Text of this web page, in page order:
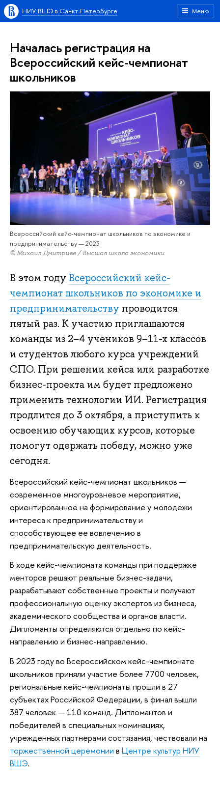
Меню
НИУ ВШЭ в Санкт-Петербурге
Началась регистрация на
Всероссийский кейс-чемпионат
школьников
Всероссийский кейс-чемпионат школьников по экономике и
предпринимательству — 2023
© Михаил Дмитриев / Высшая школа экономики
В этом году Всероссийский кейс-
чемпионат школьников по экономике и
предпринимательству проводится
пятый раз. К участию приглашаются
команды из 2–4 учеников 9–11-х классов
и студентов любого курса учреждений
СПО. При решении кейса или разработке
бизнес-проекта им будет предложено
применить технологии ИИ. Регистрация
продлится до 3 октября, а приступить к
освоению обучающих курсов, которые
помогут одержать победу, можно уже
сегодня.
Всероссийский кейс-чемпионат школьников —
современное многоуровневое мероприятие,
ориентированное на формирование у молодежи
интереса к предпринимательству и
способствующее ее вовлечению в
предпринимательскую деятельность.
В ходе кейс-чемпионата команды при поддержке
менторов решают реальные бизнес-задачи,
разрабатывают собственные проекты и получают
профессиональную оценку экспертов из бизнеса,
академического сообщества и органов власти.
Дипломанты определяются отдельно по кейс-
направлению и бизнес-направлению.
В 2023 году во Всероссийском кейс-чемпионате
школьников приняли участие более 7700 человек,
региональные кейс-чемпионаты прошли в 27
субъектах Российской Федерации, в финал вышли
387 человек — 110 команд. Дипломантов и
победителей в специальных номинациях,
учрежденных партнерами состязания, чествовали на
торжественной церемонии в Центре культур НИУ
ВШЭ.